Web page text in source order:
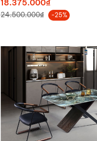
18.375.000₫
24.500.000₫ -25%